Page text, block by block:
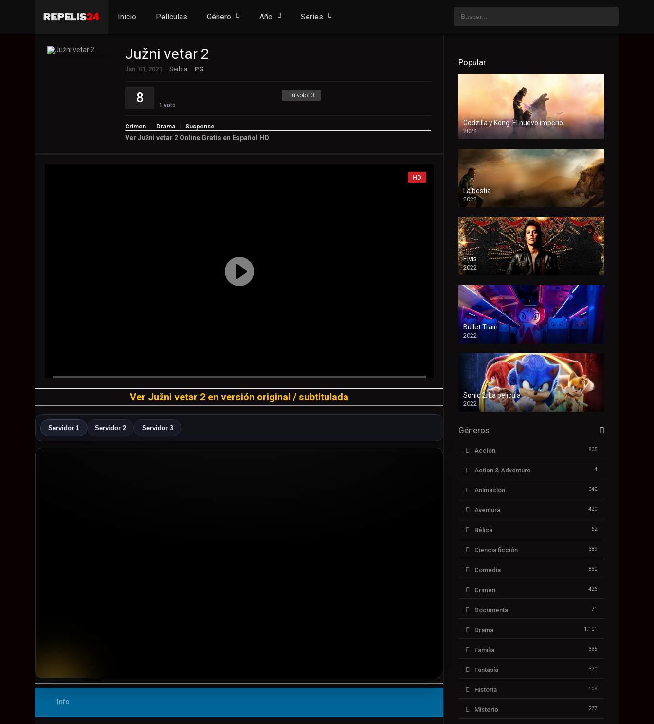
Inicio Películas Género Año Series
Južni vetar 2
Jan. 01, 2021 Serbia PG
Tu voto: 0
8 1 voto
Crimen Drama Suspense
Ver Južni vetar 2 Online Gratis en Español HD
HD
Ver Južni vetar 2 en versión original / subtitulada
Servidor 1 Servidor 2 Servidor 3
▶️ Play
Info
Popular
Godzilla y Kong: El nuevo imperio
2024
HD
La bestia
2022
Elvis
2022
Bullet Train
2022
Sonic 2: La película
2022
Géneros
Acción 805
Action & Adventure 4
Animación 342
Aventura 420
Bélica 62
Ciencia ficción 389
Comedia 860
Crimen 426
Documental 71
Drama 1.101
Familia 335
Fantasía 320
Historia 108
Misterio 277